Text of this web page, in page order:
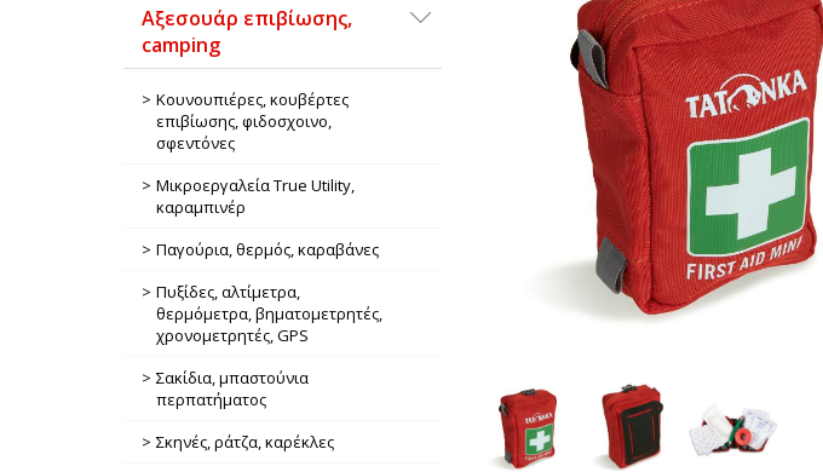
Αξεσουάρ επιβίωσης,
camping
Κουνουπιέρες, κουβέρτες
επιβίωσης, φιδοσχοινο,
σφεντόνες
Μικροεργαλεία True Utility,
καραμπινέρ
Παγούρια, θερμός, καραβάνες
Πυξίδες, αλτίμετρα,
θερμόμετρα, βηματομετρητές,
χρονομετρητές, GPS
Σακίδια, μπαστούνια
περπατήματος
Σκηνές, ράτζα, καρέκλες